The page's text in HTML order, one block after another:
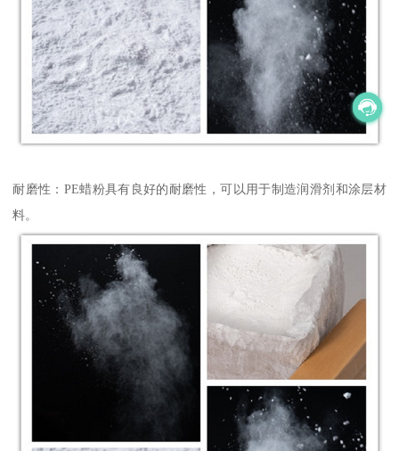
耐磨性：PE蜡粉具有良好的耐磨性，可以用于制造润滑剂和涂层材
料。